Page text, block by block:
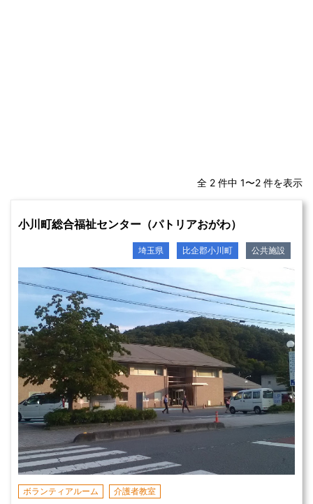
全 2 件中 1〜2 件を表示
小川町総合福祉センター（パトリアおがわ）
埼玉県 比企郡小川町 公共施設
ボランティアルーム 介護者教室